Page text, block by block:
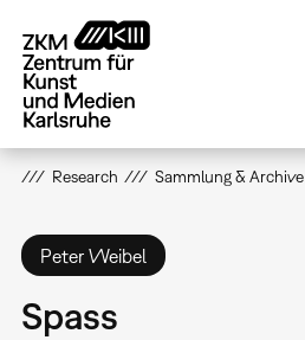
zum
Inhalt
Research Sammlung & Archive
Peter Weibel
Spass